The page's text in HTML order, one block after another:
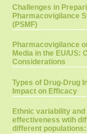
Challenges in
Pharmacovigilance
(PSMF)
Pharmacovigilance
Media in the EU/US:
Considerations
Types of Drug-Drug
Impact on Efficacy
Ethnic variability
effectiveness wtih
different